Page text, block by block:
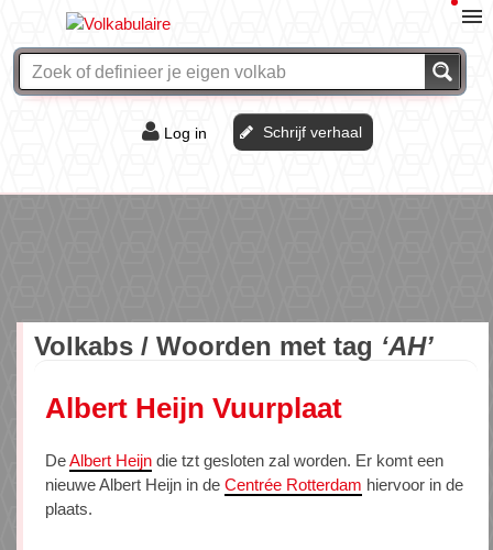
Log in Schrijf verhaal
Volkabs / Woorden met tag ‘AH’
Albert Heijn Vuurplaat
DeAlbert Heijn die tzt gesloten zal worden. Er komt een
nieuwe Albert Heijn in de Centrée Rotterdam hiervoor in de
plaats.